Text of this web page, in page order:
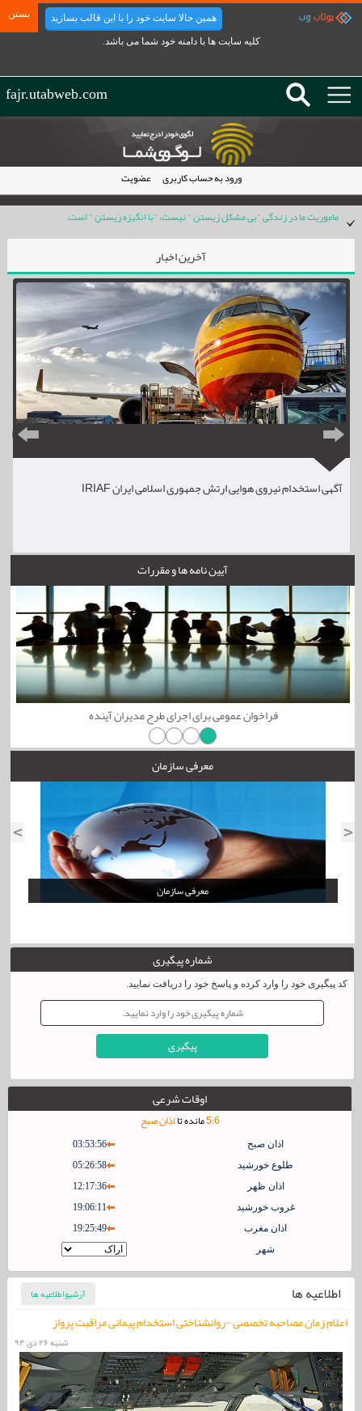
بستن همین حالا سایت خود را با این قالب بسازید
fajr.utabweb.com
عضویت
ورود به حساب کاربری
ماموریت ما در زندگی "بی مشکل زیستن " نیست، "با انگیزه زیستن " است.
خواستن داشتن نیست. خواستن تلاش کردن است وتلاش کردن گاهی داشتن است و گاهی
آخرین اخبار
آگهی استخدام نیروی هوایی ارتش جمهوری اسلامی ایران IRIAF
دیدارکارکنان و فرماندهان نیروی هوایی با فرمانده کل قوا
ساختار مقررات هوانوردی ایران هماهنگ با چهارچوب مقررات آژانس ایمنی
آیین نامه ها و مقررات
فراخوان عمومی برای اجرای طرح مدیران آینده
معرفی سازمان
معرفی سازمان
چشم انداز ها
<
>
شماره پیگیری
کد پیگیری خود را وارد کرده و پاسخ خود را دریافت نمایید.
پیگیری
اوقات شرعی
5:6 مانده تااذان صبح
اذان صبح
03:53:56
طلوع خورشید
05:26:58
اذان ظهر
12:17:36
غروب خورشید
19:06:11
اذان مغرب
19:25:49
شهر
اطلاعیه ها آرشیواطلاعیه ها
اعلام زمان مصاحبه تخصصی -روانشناختی استخدام پیمانی مراقبت پرواز
شنبه ۲۶ دی ۹۴